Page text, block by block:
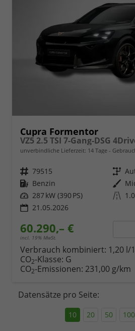
Cupra Formentor
VZ5 2.5 TSI 7-Gang-DSG
unverbindliche Lieferzeit: 14 Tage
Fahrzeugnr. 79515 Getriebe
Kraftstoff Benzin Außenfarbe
Leistung 287 kW (390 PS) Kilometerstand
21.05.2026
60.290,– €
incl. 19% MwSt.
Verbrauch kombiniert: 1,20 l/
CO2-Klasse: G
CO2-Emissionen: 231,00 g/km
Datensätze pro Seite:
10 20 50 100